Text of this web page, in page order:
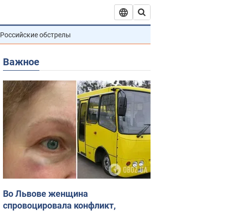
Российские обстрелы
Важное
Во Львове женщина
спровоцировала конфликт,